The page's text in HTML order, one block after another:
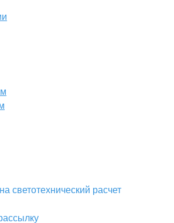
светотехнический расчет